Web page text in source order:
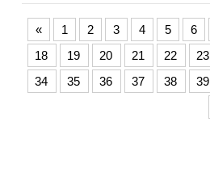
« 1 2 3 4 5 6
18
19 20 21 22 23
34
35 36 37 38 39